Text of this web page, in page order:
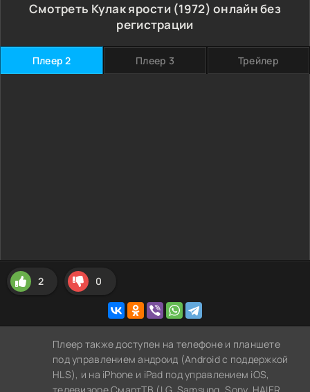
Смотреть Кулак ярости (1972) онлайн без
регистрации
Плеер 2 Плеер 3 Трейлер
2 0
Плеер также доступен на телефоне и планшете
под управлением андроид (Android с поддержкой
HLS), и на iPhone и iPad под управлением iOS,